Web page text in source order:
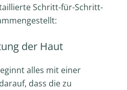
Schritt-für-Schritt-
der Haut
alles mit einer
dass die zu